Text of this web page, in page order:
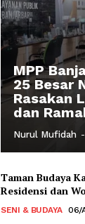
MPP
25 Besar
Rasakan
dan
Nurul Mufidah -
Taman Budaya
Residensi dan
SENI & BUDAYA 06/